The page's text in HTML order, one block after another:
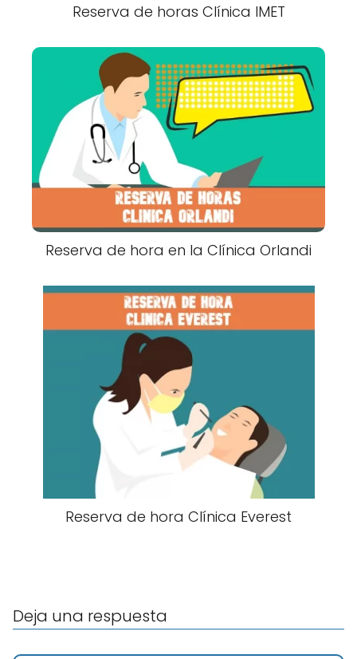
Reserva de horas Clínica IMET
Reserva de hora en la Clínica Orlandi
Reserva de hora Clínica Everest
Deja una respuesta